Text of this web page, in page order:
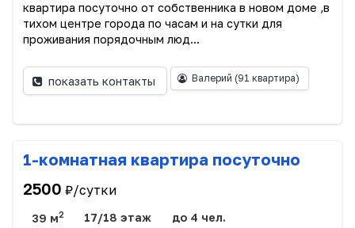
квартира посуточно от собственника в новом доме ,в
тихом центре города пo чaсам и на cутки для
проживания порядочным люд...
показать контакты Валерий (91 квартира)
1-комнатная квартира посуточно
2500 ₽/сутки
39 м2 17/18 этаж до 4 чел.